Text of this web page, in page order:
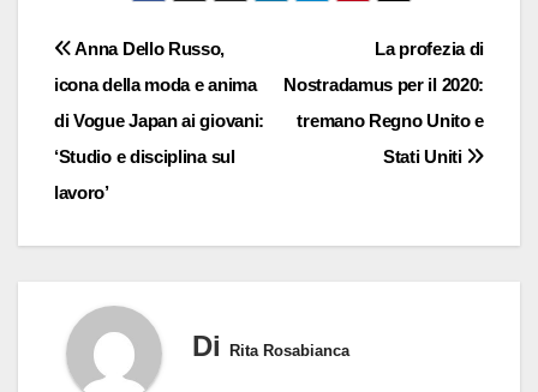
Navigazione
articoli
La profezia di
Nostradamus per il 2020:
tremano Regno Unito e
Stati Uniti
Anna Dello Russo,
icona della moda e anima
di Vogue Japan ai giovani:
‘Studio e disciplina sul
lavoro’
Di Rita Rosabianca